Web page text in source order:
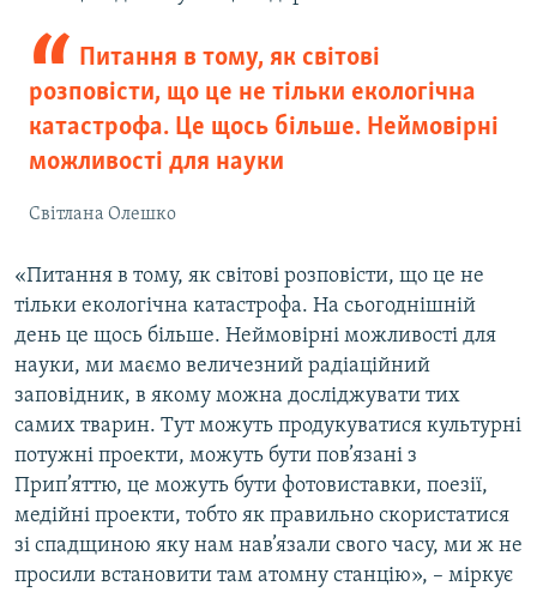
Питання в тому, як світові
розповісти, що це не тільки екологічна
катастрофа. Це щось більше. Неймовірні
можливості для науки
Світлана Олешко
«Питання в тому, як світові розповісти, що це не
тільки екологічна катастрофа. На сьогоднішній
день це щось більше. Неймовірні можливості для
науки, ми маємо величезний радіаційний
заповідник, в якому можна досліджувати тих
самих тварин. Тут можуть продукуватися культурні
потужні проекти, можуть бути пов’язані з
Прип’яттю, це можуть бути фотовиставки, поезії,
медійні проекти, тобто як правильно скористатися
зі спадщиною яку нам нав’язали свого часу, ми ж не
просили встановити там атомну станцію», – міркує